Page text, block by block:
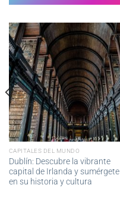
CAPITALES DEL MUNDO
Dublín: Descubre la vibrante
capital de Irlanda y sumérgete
en su historia y cultura